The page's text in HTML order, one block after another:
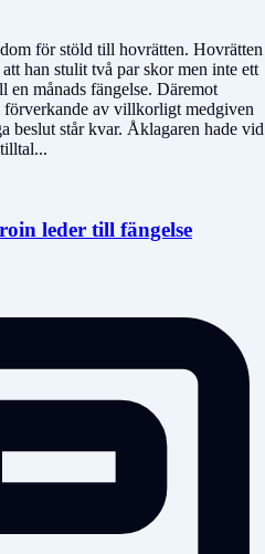
för stöld till hovrätten. Hovrätten
han stulit två par skor men inte ett
en månads fängelse. Däremot
förverkande av villkorligt medgiven
beslut står kvar. Åklagaren hade vid
leder till fängelse